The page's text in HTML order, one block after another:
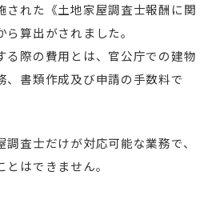
された《土地家屋調査士報酬に関
算出がされました。
る際の費用とは、官公庁での建物
、書類作成及び申請の手数料で
査士だけが対応可能な業務で、
はできません。